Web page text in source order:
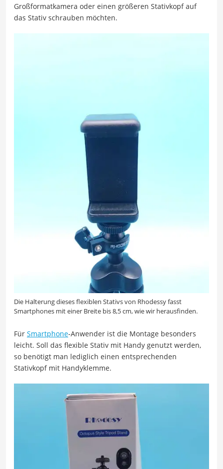
Großformatkamera oder einen größeren Stativkopf auf
das Stativ schrauben möchten.
Die Halterung dieses flexiblen Stativs von Rhodessy fasst
Smartphones mit einer Breite bis 8,5 cm, wie wir herausfinden.
Für Smartphone-Anwender ist die Montage besonders
leicht. Soll das flexible Stativ mit Handy genutzt werden,
so benötigt man lediglich einen entsprechenden
Stativkopf mit Handyklemme.